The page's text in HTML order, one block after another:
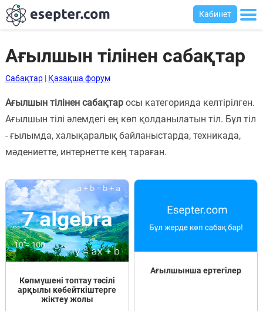
Сабақтар
Хабарландыру
тақтасы
Кіру
Қазақша-
ағылшынша
сөздік
Ағылшынша-
қазақша
сөздік
Пәндер
Кабинет
Ағылшын тілінен сабақтар
Сабақтар| Қазақша форум
Ағылшын тілінен сабақтаросы категорияда келтірілген.
Ағылшын тілі әлемдегі ең көп қолданылатын тіл. Бұл тіл
- ғылымда, халықаралық байланыстарда, техникада,
мәдениетте, интернетте кең тараған.
Көпмүшені топтау тәсілі
арқылы көбейткіштерге
жіктеу жолы
Ағылшынша ертегілер